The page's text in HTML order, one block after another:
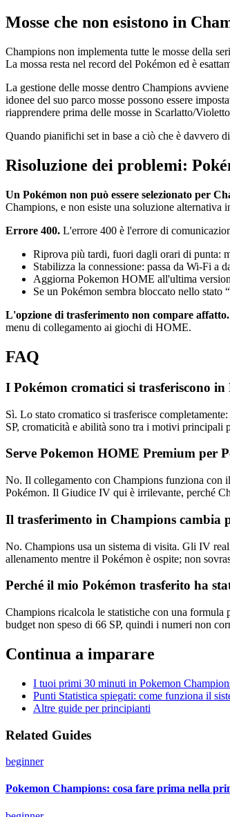
Mosse che non esistono in
Champions non implementa tutte le mosse della
La mossa resta nel record del Pokémon ed è
La gestione delle mosse dentro Champions
idonee del suo parco mosse possono essere
riapprendere prima delle mosse in Scarlatto/
Quando pianifichi set in base a ciò che è davvero
Risoluzione dei problemi:
Un Pokémon non può essere selezionato per
Champions, e non esiste una soluzione
Errore 400. L'errore 400 è l'errore di
Riprova più tardi, fuori dagli orari di punta:
Stabilizza la connessione: passa da Wi-Fi a
Aggiorna Pokemon HOME all'ultima
Se un Pokémon sembra bloccato nello
L'opzione di trasferimento non compare affatto.
menu di collegamento ai giochi di HOME.
FAQ
I Pokémon cromatici si trasferiscono
Sì. Lo stato cromatico si trasferisce
SP, cromaticità e abilità sono tra i motivi principali
Serve Pokemon HOME Premium per
No. Il collegamento con Champions funziona con
Pokémon. Il Giudice IV qui è irrilevante, perché
Il trasferimento in Champions cambia
No. Champions usa un sistema di visita. Gli IV
allenamento mentre il Pokémon è ospite; non
Perché il mio Pokémon trasferito ha
Champions ricalcola le statistiche con una
budget non speso di 66 SP, quindi i numeri non
Continua a imparare
I tuoi primi 30 minuti in Pokemon
Punti Statistica spiegati: come funziona il
Altre guide per principianti
Related Guides
beginner
Pokemon Champions: cosa fare prima nella